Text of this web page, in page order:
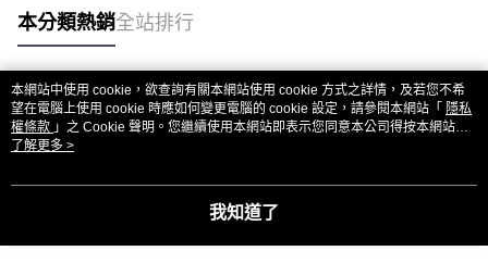
本分類熱銷全站排行
熱門標籤
本網站中使用 cookie，欲查詢有關本網站使用 cookie 方式之詳情，及若您不希
望在電腦上使用 cookie 時應如何變更電腦的 cookie 設定，請參閱本網站「 隱私
權條款 」之 Cookie 聲明。您繼續使用本網站即表示您同意本公司得按本網站使
用條款之 Cookie 聲明使用 cookie。
了解更多 >
我知道了